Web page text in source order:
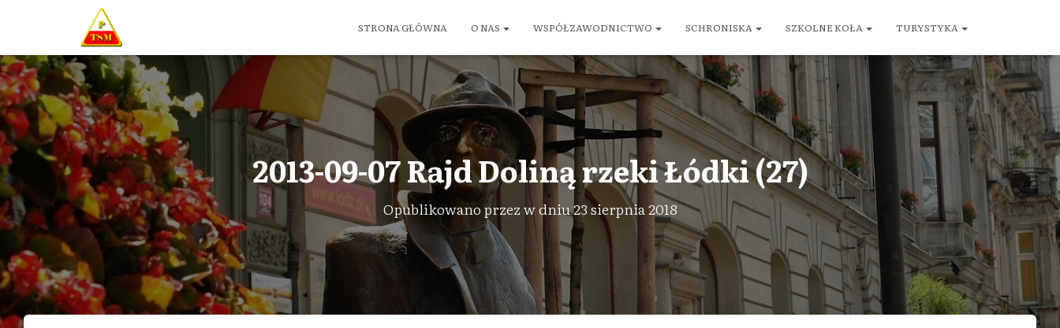
STRONA GŁÓWNA O NAS WSPÓŁZAWODNICTWO SCHRONISKA SZKOLNE KOŁA TURYSTYKA
2013-09-07 Rajd Doliną rzeki Łódki (27)
Opublikowano przezw dniu23 sierpnia 2018